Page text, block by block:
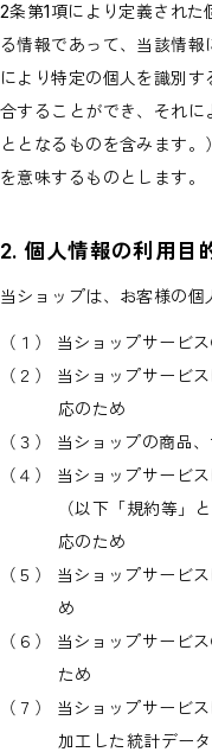
OTHERS
ワークアウトギア
選手ブランド
＃TEAMLEON｜松本健児リ
WHO AM I｜ディクソンジュ
2条第1項により定義され
る情報であって、当該情
により特定の個人を識別
合することができ、それに
ととなるものを含みます
を意味するものとします。
2. 個人情報の利用目
当ショップは、お客様の個
（１） 当ショップサービ
（２） 当ショップサービ
応のため
（３） 当ショップの商品
（４） 当ショップサービ
（以下「規約等」
応のため
（５） 当ショップサービ
め
（６） 当ショップサービ
ため
（７） 当ショップサービ
加工した統計デー